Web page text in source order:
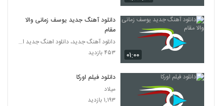
۰۱:۰۰
دانلود آهنگ جدید یوسف زمانی والا
مقام
دانلود آهنگ جدید، دانلود اهنگ جدید ایرانی
۴۵۳ بازدید
دانلود فیلم اورکا
میلاد
۱,۱۹۳ بازدید